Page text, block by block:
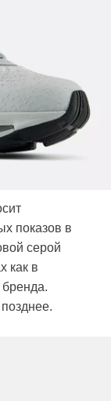
показов в
серой
как в